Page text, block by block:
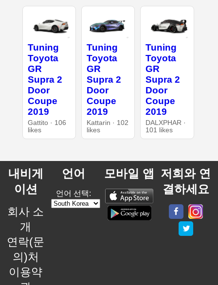
Tuning
Toyota
GR
Supra 2
Door
Coupe
2019
Gattito · 106
likes
Tuning
Toyota
GR
Supra 2
Door
Coupe
2019
Kattarin · 102
likes
Tuning
Toyota
GR
Supra 2
Door
Coupe
2019
DALXPHAR ·
101 likes
내비게
이션
회사 소
개
연락(문
의)처
이용약
언어
언어 선택:
모바일 앱 저희와 연
결하세요